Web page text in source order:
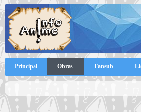
Principal Obras Fansub